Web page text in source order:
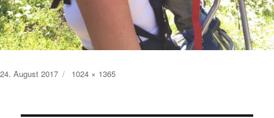
Veröffentlicht
24. August 2017 Originalgröße
1024 × 1365